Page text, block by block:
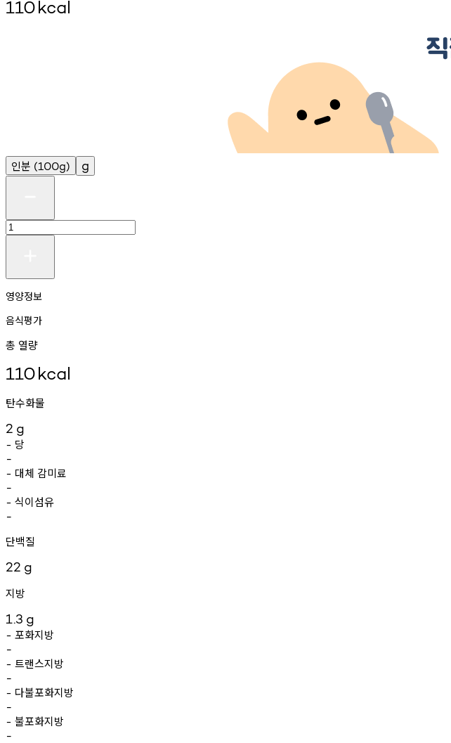
110kcal
인분 (100g) g
영양정보
음식평가
총 열량
110kcal
탄수화물
2 g
- 당
-
- 대체 감미료
-
- 식이섬유
-
단백질
22 g
지방
1.3 g
- 포화지방
-
- 트랜스지방
-
- 다불포화지방
-
- 불포화지방
-